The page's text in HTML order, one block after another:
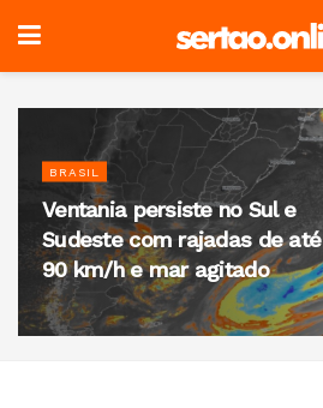
BRASIL
Ventania persiste no Sul e
Sudeste com rajadas de até
90 km/h e mar agitado